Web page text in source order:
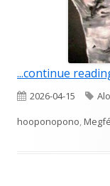
...continue
Published
on
2026-04-15
hooponopono,